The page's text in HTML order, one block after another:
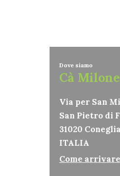
Dove siamo
Cà Milone
Via per San
San Pietro di
31020
ITALIA
Come arrivare